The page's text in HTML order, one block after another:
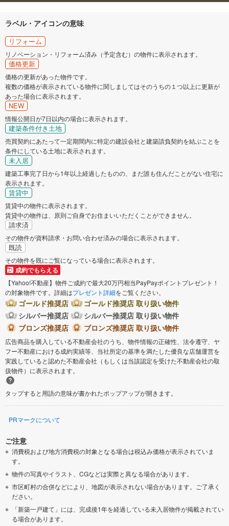
ラベル・アイコンの意味
リフォーム
リノベーション・リフォーム済み（予定含む）の物件に表示されます。
価格更新
価格の更新があった物件です。
複数の価格が表示されている物件に関しましてはそのうちの１つ以上に更新が
あった場合に表示されます。
NEW
情報公開日が7日以内の場合に表示されます。
建築条件付き土地
売買契約にあたって一定期間内に特定の建設会社と建築請負契約を結ぶことを
条件にしている土地に表示されます。
未入居
建築工事完了日から1年以上経過したものの、まだ誰も住んだことがない住宅に
表示されます。
賃貸中
賃貸中の物件に表示されます。
賃貸中の物件は、原則ご自身でお住まいいただくことができません。
請求済
その物件が資料請求・お問い合わせ済みの場合に表示されます。
既読
その物件を既にご覧になっている場合に表示されます。
成約でもらえる
【Yahoo!不動産】物件ご成約で最大20万円相当PayPayポイントプレゼント！
の対象物件です。詳細はプレゼント詳細をご覧ください。
ゴールド推奨店
ゴールド推奨店 取り扱い物件
シルバー推奨店
シルバー推奨店 取り扱い物件
ブロンズ推奨店
ブロンズ推奨店 取り扱い物件
広告商品を購入している不動産会社のうち、物件情報の正確性、法令遵守、ヤ
フー不動産における成約実績等、当社所定の基準を満たした優良な店舗運営を
実践していると認めた不動産会社（もしくは当該認定を受けた不動産会社の取
扱物件）に表示されます。
タップすると用語の意味が書かれたポップアップが開きます。
PRマークについて
ご注意
消費税および地方消費税の対象となる場合は税込み価格が表示されていま
す。
物件の写真やイラスト、CGなどは実際と異なる場合があります。
市区町村の合併などにより、地図が表示されない場合があります。ご了承く
ださい。
「新築一戸建て」には、完成後1年を経過している未入居物件が掲載されてい
る場合があります。